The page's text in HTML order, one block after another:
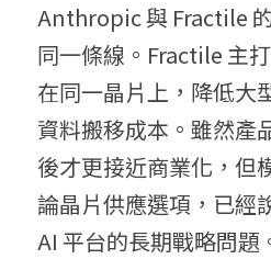
Anthropic 與 Fractile
同一條線。Fractile 主
在同一晶片上，降低大
資料搬移成本。雖然產
後才更接近商業化，但
論晶片供應選項，已經
AI 平台的長期戰略問題